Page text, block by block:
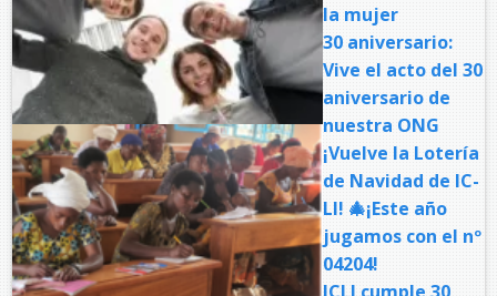
la mujer
30 aniversario:
Vive el acto del 30
aniversario de
nuestra ONG
¡Vuelve la Lotería
de Navidad de IC-
LI! 🎄¡Este año
jugamos con el nº
04204!
ICLI cumple 30